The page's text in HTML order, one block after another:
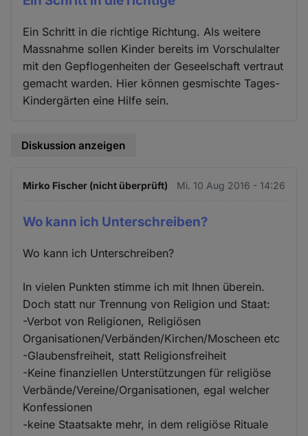
Ein Schritt in die richtige Richtung. Als weitere
Massnahme sollen Kinder bereits im Vorschulalter
mit den Gepflogenheiten der Geseelschaft vertraut
gemacht warden. Hier können gesmischte Tages-
Kindergärten eine Hilfe sein.
Diskussion anzeigen
Mirko Fischer (nicht überprüft) Mi. 10 Aug 2016 - 14:26
Wo kann ich Unterschreiben?
Wo kann ich Unterschreiben?
In vielen Punkten stimme ich mit Ihnen überein.
Doch statt nur Trennung von Religion und Staat:
-Verbot von Religionen, Religiösen
Organisationen/Verbänden/Kirchen/Moscheen etc
-Glaubensfreiheit, statt Religionsfreiheit
-Keine finanziellen Unterstützungen für religiöse
Verbände/Vereine/Organisationen, egal welcher
Konfessionen
-keine Staatsakte mehr, in dem religiöse Rituale